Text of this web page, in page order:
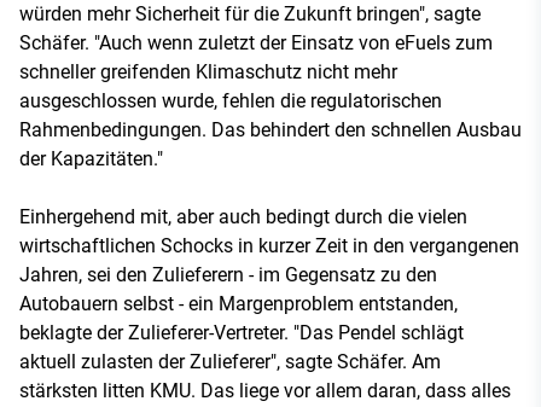
würden mehr Sicherheit für die Zukunft bringen", sagte
Schäfer. "Auch wenn zuletzt der Einsatz von eFuels zum
schneller greifenden Klimaschutz nicht mehr
ausgeschlossen wurde, fehlen die regulatorischen
Rahmenbedingungen. Das behindert den schnellen Ausbau
der Kapazitäten."
Einhergehend mit, aber auch bedingt durch die vielen
wirtschaftlichen Schocks in kurzer Zeit in den vergangenen
Jahren, sei den Zulieferern - im Gegensatz zu den
Autobauern selbst - ein Margenproblem entstanden,
beklagte der Zulieferer-Vertreter. "Das Pendel schlägt
aktuell zulasten der Zulieferer", sagte Schäfer. Am
stärksten litten KMU. Das liege vor allem daran, dass alles